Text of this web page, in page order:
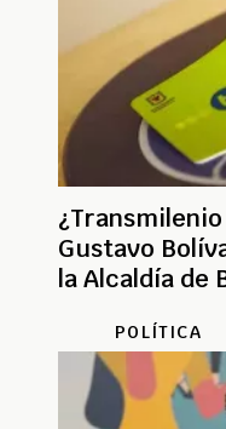
Gustavo
la Alcaldía de
POLÍTICA